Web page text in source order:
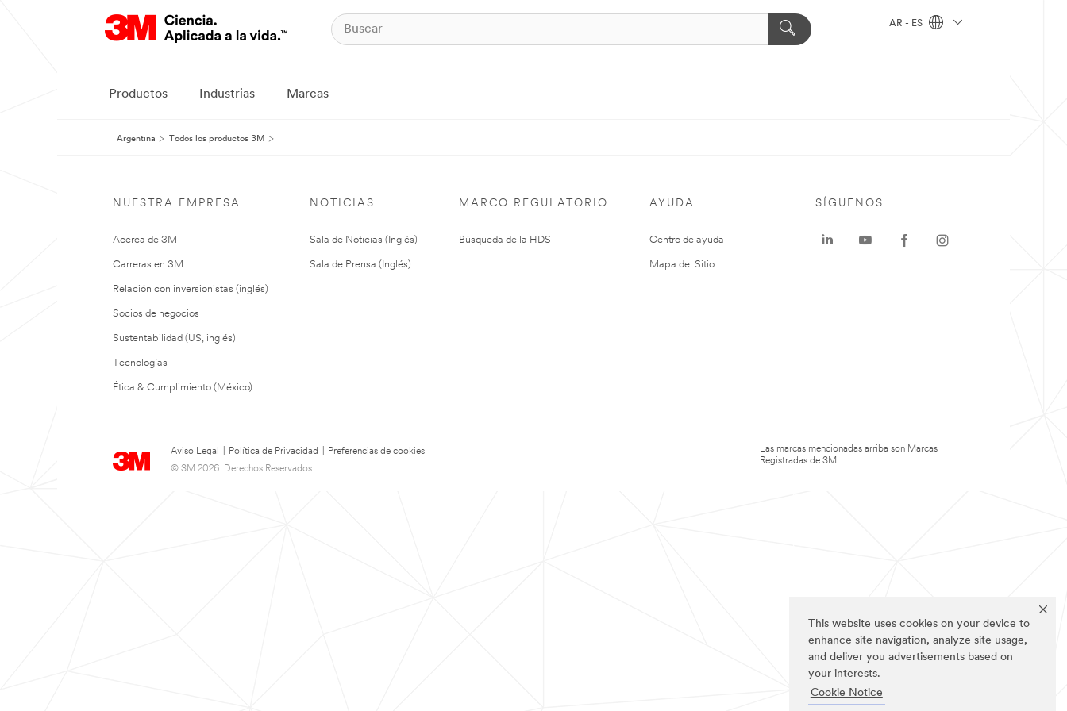
This website uses cookies on your device to
enhance site navigation, analyze site usage,
and deliver you advertisements based on
your interests.
Cookie Notice
AR - ES
Productos Industrias Marcas
Argentina Todos los productos 3M
NUESTRA EMPRESA
Acerca de 3M
Carreras en 3M
Relación con inversionistas (inglés)
Socios de negocios
Sustentabilidad (US, inglés)
Tecnologías
Ética & Cumplimiento (México)
NOTICIAS
Sala de Noticias (Inglés)
Sala de Prensa (Inglés)
MARCO REGULATORIO
Búsqueda de la HDS
AYUDA
Centro de ayuda
Mapa del Sitio
Aviso Legal Política de Privacidad
Preferencias de cookies
© 3M 2026. Derechos Reservados.
SÍGUENOS
Las marcas mencionadas arriba son Marcas
Registradas de 3M.